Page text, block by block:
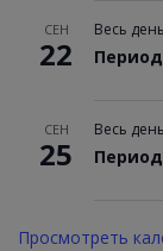
СЕН
22
Весь день
СЕН
25
Весь день
Просмотреть